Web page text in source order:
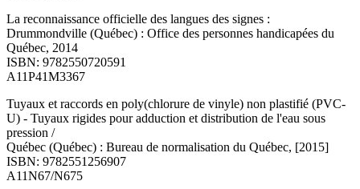
La reconnaissance officielle des langues des signes :
Drummondville (Québec) : Office des personnes handicapées du
Québec, 2014
ISBN: 9782550720591
A11P41M3367
Tuyaux et raccords en poly(chlorure de vinyle) non plastifié (PVC-
U) - Tuyaux rigides pour adduction et distribution de l'eau sous
pression /
Québec (Québec) : Bureau de normalisation du Québec, [2015]
ISBN: 9782551256907
A11N67/N675